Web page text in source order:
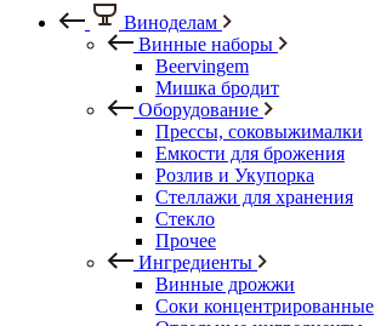
Виноделам
Винные наборы
Beervingem
Мишка бродит
Оборудование
Прессы, соковыжималки
Емкости для брожения
Розлив и Укупорка
Стеллажи для хранения
Стекло
Прочее
Ингредиенты
Винные дрожжи
Соки концентрированные